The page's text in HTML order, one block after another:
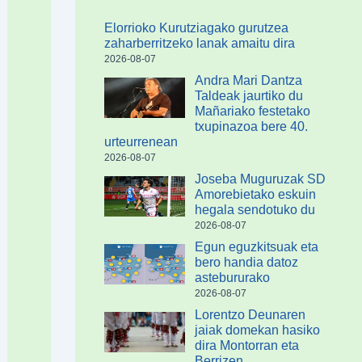
Elorrioko Kurutziagako gurutzea
zaharberritzeko lanak amaitu dira
2026-08-07
Andra Mari Dantza
Taldeak jaurtiko du
Mañariako festetako
txupinazoa bere 40.
urteurrenean
2026-08-07
Joseba Muguruzak SD
Amorebietako eskuin
hegala sendotuko du
2026-08-07
Egun eguzkitsuak eta
bero handia datoz
astebururako
2026-08-07
Lorentzo Deunaren
jaiak domekan hasiko
dira Montorran eta